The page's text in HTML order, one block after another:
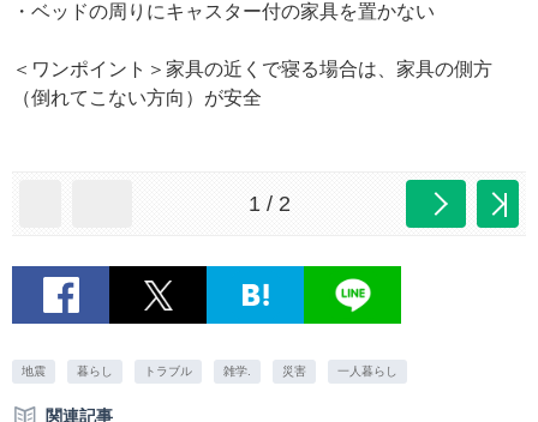
・ベッドの周りにキャスター付の家具を置かない
＜ワンポイント＞家具の近くで寝る場合は、家具の側方
（倒れてこない方向）が安全
1 / 2
地震 暮らし トラブル 雑学. 災害 一人暮らし
関連記事